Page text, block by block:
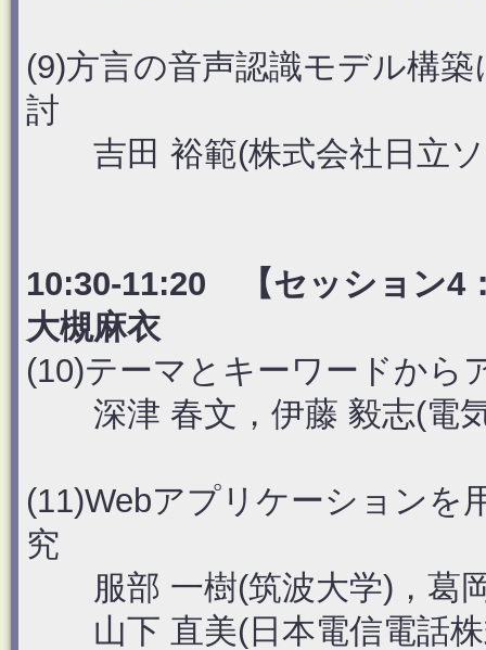
(9)方言の音声認識モデル構
討
吉田 裕範(株式会社日立ソ
10:30-11:20 【セッション4
大槻麻衣
(10)テーマとキーワードから
深津 春文，伊藤 毅志(電
(11)Webアプリケーションを
究
服部 一樹(筑波大学)，葛
山下 直美(日本電信電話株